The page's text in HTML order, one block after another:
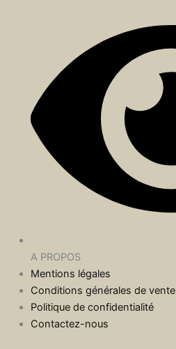
A PROPOS
Mentions légales
Conditions générales de vente
Politique de confidentialité
Contactez-nous